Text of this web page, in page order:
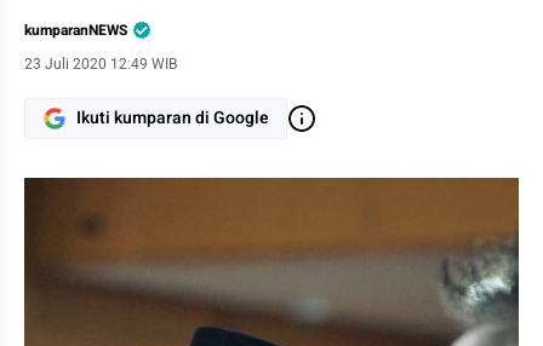
kumparanNEWS
23 Juli 2020 12:49 WIB
Ikuti kumparan di Google